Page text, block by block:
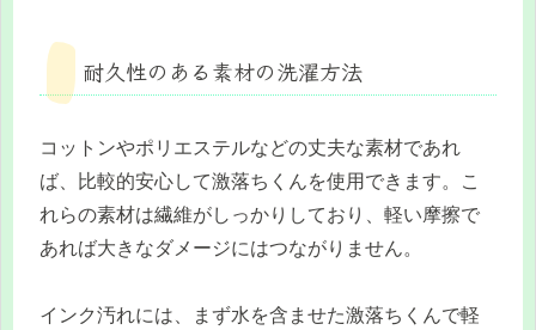
耐久性のある素材の洗濯方法
コットンやポリエステルなどの丈夫な素材であれ
ば、比較的安心して激落ちくんを使用できます。こ
れらの素材は繊維がしっかりしており、軽い摩擦で
あれば大きなダメージにはつながりません。
インク汚れには、まず水を含ませた激落ちくんで軽